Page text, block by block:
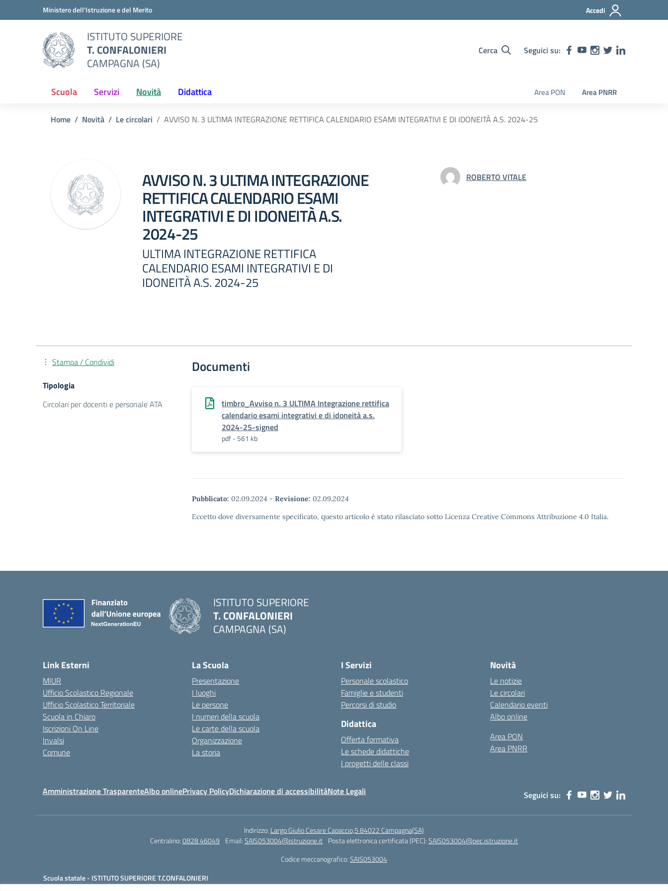
Vai ai contenuti
Vai al menu di navigazioneMinistero dell'Istruzione e del Merito Accedi
ISTITUTO SUPERIORE
T. CONFALONIERI
CAMPAGNA (SA)
Cerca Seguici su:
Scuola Servizi Novità Didattica Area PON Area PNRR
Home Novità Le circolari AVVISO N. 3 ULTIMA INTEGRAZIONE RETTIFICA CALENDARIO ESAMI INTEGRATIVI E DI IDONEITÀ A.S. 2024-25
AVVISO N. 3 ULTIMA INTEGRAZIONE
RETTIFICA CALENDARIO ESAMI
INTEGRATIVI E DI IDONEITÀ A.S.
2024-25
ULTIMA INTEGRAZIONE RETTIFICA
CALENDARIO ESAMI INTEGRATIVI E DI
IDONEITÀ A.S. 2024-25
ROBERTO VITALE
Documenti
timbro_Avviso n. 3 ULTIMA Integrazione rettifica
calendario esami integrativi e di idoneità a.s.
2024-25-signed
pdf - 561 kb
Pubblicato: 02.09.2024 - Revisione: 02.09.2024
Eccetto dove diversamente specificato, questo articolo è stato rilasciato sotto Licenza Creative Commons Attribuzione 4.0 Italia.
Stampa / Condividi
Tipologia
Circolari per docenti e personale ATA
ISTITUTO SUPERIORE
T. CONFALONIERI
CAMPAGNA (SA)
Link Esterni
MIUR
Ufficio Scolastico Regionale
Ufficio Scolastico Territoriale
Scuola in Chiaro
Iscrizioni On Line
Invalsi
Comune
La Scuola
Presentazione
I luoghi
Le persone
I numeri della scuola
Le carte della scuola
Organizzazione
La storia
I Servizi
Personale scolastico
Famiglie e studenti
Percorsi di studio
Didattica
Offerta formativa
Le schede didattiche
I progetti delle classi
Novità
Le notizie
Le circolari
Calendario eventi
Albo online
Area PON
Area PNRR
Amministrazione TrasparenteAlbo onlinePrivacy PolicyDichiarazione di accessibilitàNote Legali Seguici su:
Indirizzo: Largo Giulio Cesare Capaccio,5 84022 Campagna(SA)
Centralino:0828 46049 Email:SAIS053004@istruzione.it Posta elettronica certificata (PEC):SAIS053004@pec.istruzione.it
Codice meccanografico:SAIS053004
Scuola statale - ISTITUTO SUPERIORE T.CONFALONIERI